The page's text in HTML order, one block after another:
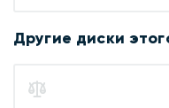
Другие диски